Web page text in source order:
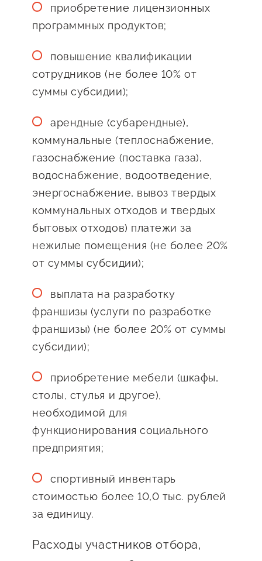
Истории успеха
Проекты
социальной сфере
Поддержка центра
Истории успеха
креативного
предпринимательства
О центре
Обучающие
мероприятия
Поддержка центра
Онлайн-витрина
Экскурсии на
производства
Нормативные
документы
Центр поддержки экспорта
Справочник
предпринимателя
Органы власти
Организации,
предоставляющие поддержку
Интерактивные сервисы
Каталог маркетплейсов
Каталог креативной
Госзакупки для малого
бизнеса
Каталог югорских франшиз
Инвестору
Самозанятому
Новости УФНС
предпринимателей
Иностранным гражданам
приобретение лицензионных
программных продуктов;
повышение квалификации
сотрудников (не более 10% от
суммы субсидии);
арендные (субарендные),
коммунальные (теплоснабжение,
газоснабжение (поставка газа),
водоснабжение, водоотведение,
энергоснабжение, вывоз твердых
коммунальных отходов и твердых
бытовых отходов) платежи за
нежилые помещения (не более 20%
от суммы субсидии);
выплата на разработку
франшизы (услуги по разработке
франшизы) (не более 20% от суммы
субсидии);
приобретение мебели (шкафы,
столы, стулья и другое),
необходимой для
функционирования социального
предприятия;
спортивный инвентарь
стоимостью более 10,0 тыс. рублей
за единицу.
Расходы участников отбора,